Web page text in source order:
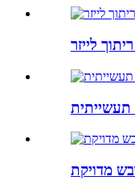
לייזר
תעשייתית
מדויקת